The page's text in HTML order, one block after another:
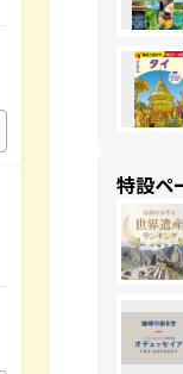
特設ペ